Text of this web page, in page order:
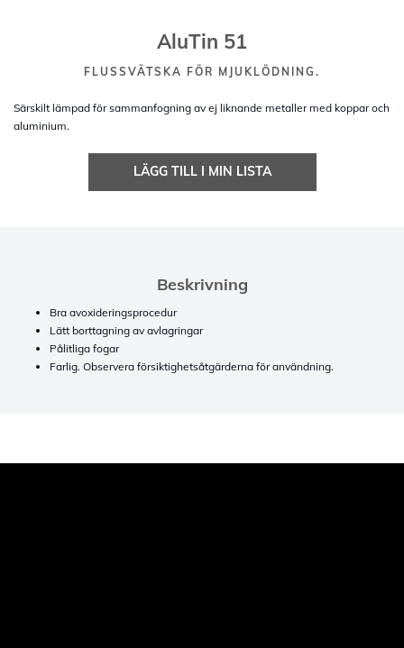
AluTin 51
FLUSSVÄTSKA FÖR MJUKLÖDNING.
Särskilt lämpad för sammanfogning av ej liknande metaller med koppar och
aluminium.
LÄGG TILL I MIN LISTA
Beskrivning
Bra avoxideringsprocedur
Lätt borttagning av avlagringar
Pålitliga fogar
Farlig. Observera försiktighetsåtgärderna för användning.